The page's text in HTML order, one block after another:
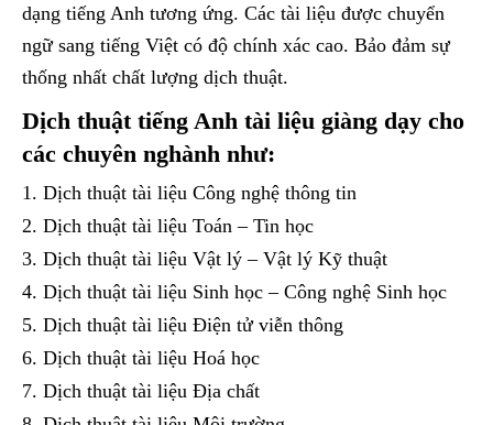
dạng tiếng Anh tương ứng. Các tài liệu được chuyển
ngữ sang tiếng Việt có độ chính xác cao. Bảo đảm sự
thống nhất chất lượng dịch thuật.
Dịch thuật tiếng Anh tài liệu giàng dạy cho
các chuyên nghành như:
Dịch thuật tài liệu Công nghệ thông tin
Dịch thuật tài liệu Toán – Tin học
Dịch thuật tài liệu Vật lý – Vật lý Kỹ thuật
Dịch thuật tài liệu Sinh học – Công nghệ Sinh học
Dịch thuật tài liệu Điện tử viễn thông
Dịch thuật tài liệu Hoá học
Dịch thuật tài liệu Địa chất